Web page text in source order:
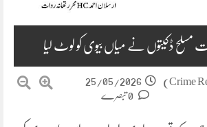
مسلح ڈکیتوں نے میاں بیوی کو لوٹ لیا
25/05/2026